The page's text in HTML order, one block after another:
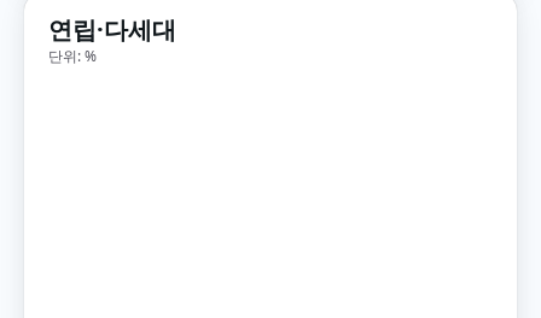
연립·다세대
단위: %